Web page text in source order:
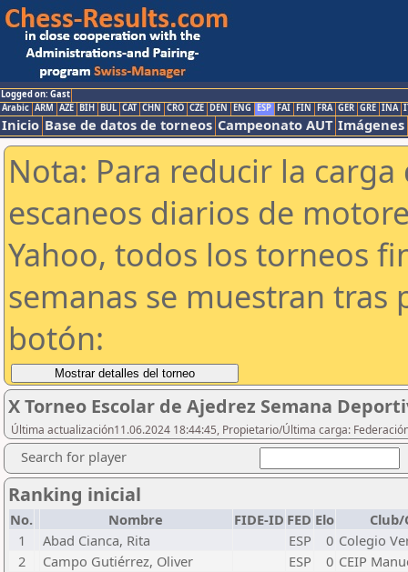
Logged on: Gast
Arabic ARM AZE BIH BUL CAT CHN CRO CZE DEN ENG ESP FAI FIN FRA GER GRE INA
Inicio Base de datos de torneos Campeonato AUT Imágenes
Nota: Para reducir la
escaneos diarios de
Yahoo, todos los torneos
semanas se muestran tras
botón:
X Torneo Escolar de Ajedrez Semana
Última actualización11.06.2024 18:44:45, Propietario/Última carga:
Search for player
Ranking inicial
No. Nombre FIDE-ID FED Elo
Club/
1
Abad Cianca, Rita ESP 0 Colegio
2
Campo Gutiérrez, Oliver ESP 0 CEIP